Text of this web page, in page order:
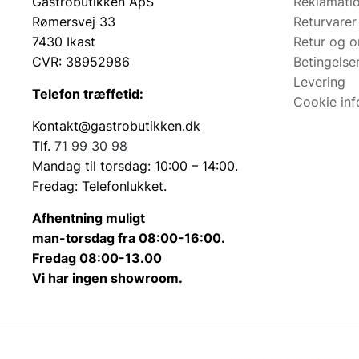
DKs nok største udvalg af knive er grundstenen for
Gastrobutikken.dk
Nu Kan private gøre som de professionelle og købe
Cateringfinans.dk
Vores helt eget finansieringsselskab, som hjælper
Skiftselv.dk
Skiftselv sælger alt mellem himmel og jord. Sjove
Wandmarkt.de
Vores tyske webshop, som sælger paneler og spejle.
Spejlbutikken.dk
DKs nok største udvalg af spejle med og uden
Vores internationale sider med EKSPORTprodukter
Rømersvej 33
7430 Ikast
CVR: 38952986
Telefon træffetid:
Kontakt@gastrobutikken.dk
Tlf. 71 99 30 98
Mandag til torsdag: 10:00 – 14:00.
Fredag: Telefonlukket.
Afhentning muligt
man-torsdag fra 08:00-16:00.
Fredag 08:00-13.00
Vi har ingen showroom.
Returvarer
Retur og
Levering
Cookie